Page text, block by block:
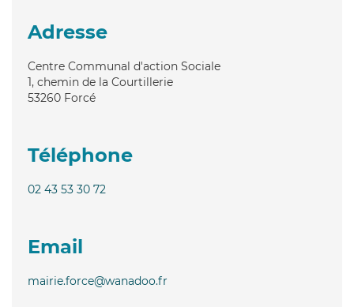
Adresse
Centre Communal d'action Sociale
1, chemin de la Courtillerie
53260 Forcé
Téléphone
02 43 53 30 72
Email
mairie.force@wanadoo.fr